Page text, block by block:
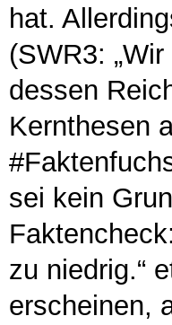
hat.
(SWR3:
dessen
Kernthesen
sei kein
zu niedrig.“
erscheinen,